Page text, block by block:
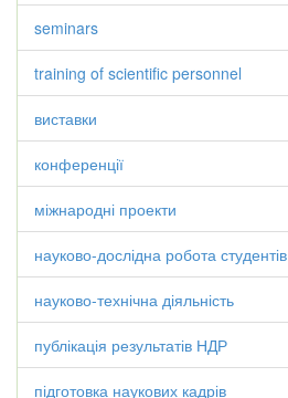
seminars
training of scientific personnel
виставки
конференції
міжнародні проекти
науково-дослідна робота студентів
науково-технічна діяльність
публікація результатів НДР
підготовка наукових кадрів